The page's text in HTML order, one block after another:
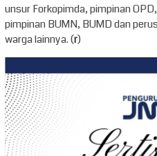
unsur Forkopimda, pimpinan
pimpinan BUMN, BUMD dan
warga lainnya. (r)